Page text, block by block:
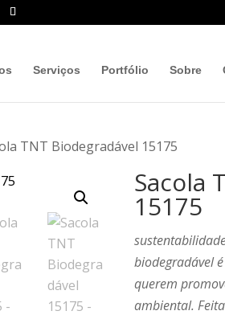
Serviços Portfólio Sobre
TNT Biodegradável 15175
Sacola
15175
s
biodegradável
querem
ambiental.